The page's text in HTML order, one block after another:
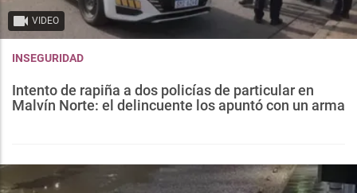
VIDEO
INSEGURIDAD
Intento de rapiña a dos policías de particular en
Malvín Norte: el delincuente los apuntó con un arma